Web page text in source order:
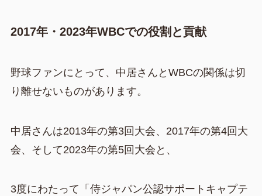
2017年・2023年WBCでの役割と貢献
野球ファンにとって、中居さんとWBCの関係は切
り離せないものがあります。
中居さんは2013年の第3回大会、2017年の第4回大
会、そして2023年の第5回大会と、
3度にわたって「侍ジャパン公認サポートキャプテ